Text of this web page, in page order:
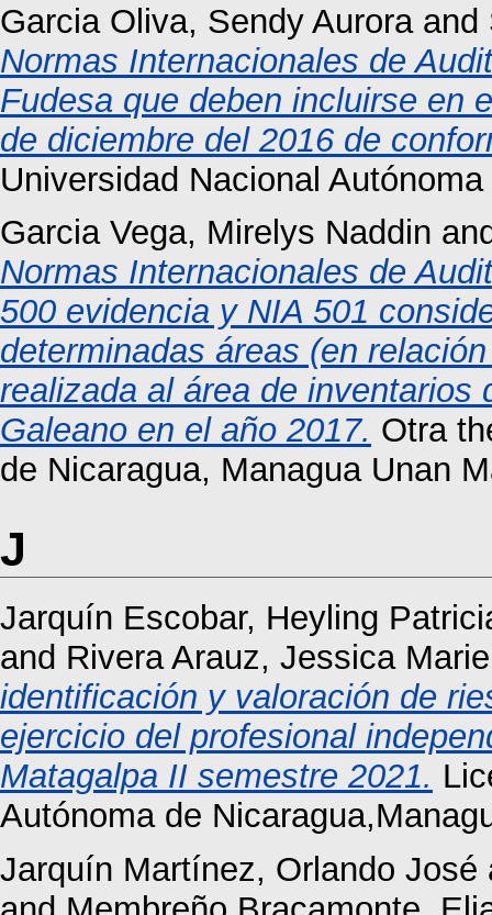
Garcia Oliva, Sendy Auroraand
Normas Internacionales de
Fudesa que deben incluirse en
de diciembre del 2016 de
Universidad Nacional
Garcia Vega, Mirelys Naddin
Normas Internacionales de
500 evidencia y NIA 501
determinadas áreas (en
realizada al área de
Galeano en el año 2017. Otra
de Nicaragua, Managua Unan
J
Jarquín Escobar, Heyling
and Rivera Arauz, Jessica
identificación y valoración de
ejercicio del profesional
Matagalpa II semestre 2021.
Autónoma de
Jarquín Martínez, Orlando José